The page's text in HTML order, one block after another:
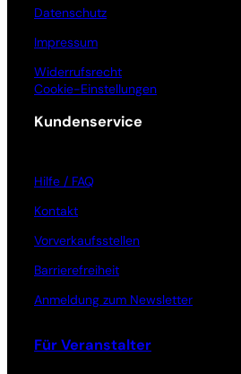
Datenschutz
Impressum
Widerrufsrecht
Cookie-Einstellungen
Kundenservice
Hilfe / FAQ
Kontakt
Vorverkaufsstellen
Barrierefreiheit
Anmeldung zum Newsletter
Für Veranstalter